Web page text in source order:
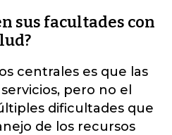
sus facultades con
centrales es que las
pero no el
dificultades que
de los recursos